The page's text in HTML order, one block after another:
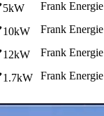
5kW Frank Energie
10kW Frank Energie
12kW Frank Energie
1.7kW Frank Energie